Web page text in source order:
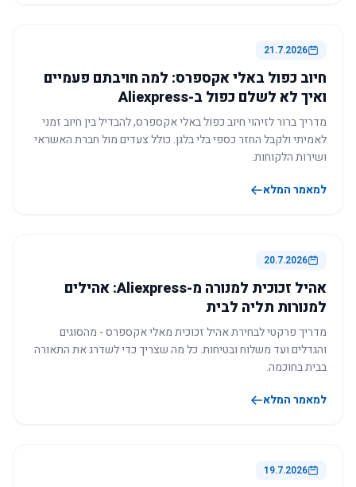
21.7.2026
חיוב כפול באלי אקספרס: למה חויבתם פעמיים
ואיך לא לשלם כפול ב-Aliexpress
מדריך ברור לזיהוי חיוב כפול באלי אקספרס, להבדיל בין חיוב זמני
לאמיתי ולקבל החזר כספי בלי בלגן. כולל צעדים מול חברת האשראי
ושירות הלקוחות.
למאמר המלא
20.7.2026
אהיל זכוכית למנורה מ-Aliexpress: אהילים
למנורות תליה לבית
מדריך פרקטי לבחירת אהיל זכוכית מאלי אקספרס - מהסוגים
והגדלים ועד משלוח ובטיחות. כל מה שצריך כדי לשדרג את התאורה
בבית בחוכמה.
למאמר המלא
19.7.2026